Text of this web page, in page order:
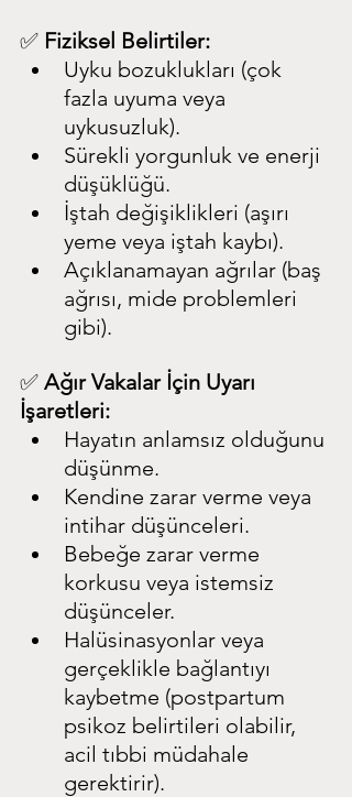
✅ Fiziksel Belirtiler:
Uyku bozuklukları (çok
fazla uyuma veya
uykusuzluk).
Sürekli yorgunluk ve enerji
düşüklüğü.
İştah değişiklikleri (aşırı
yeme veya iştah kaybı).
Açıklanamayan ağrılar (baş
ağrısı, mide problemleri
gibi).
✅ Ağır Vakalar İçin Uyarı
İşaretleri:
Hayatın anlamsız olduğunu
düşünme.
Kendine zarar verme veya
intihar düşünceleri.
Bebeğe zarar verme
korkusu veya istemsiz
düşünceler.
Halüsinasyonlar veya
gerçeklikle bağlantıyı
kaybetme (postpartum
psikoz belirtileri olabilir,
acil tıbbi müdahale
gerektirir).